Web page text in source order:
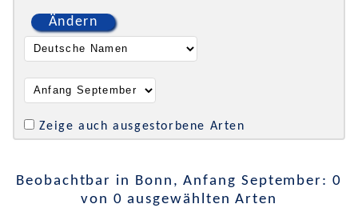
Ändern
Zeige auch ausgestorbene Arten
Beobachtbar in Bonn, Anfang September: 0
von 0 ausgewählten Arten